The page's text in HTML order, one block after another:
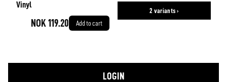
Vinyl
NOK 119.20 Add to cart
2 variants ›
LOGIN